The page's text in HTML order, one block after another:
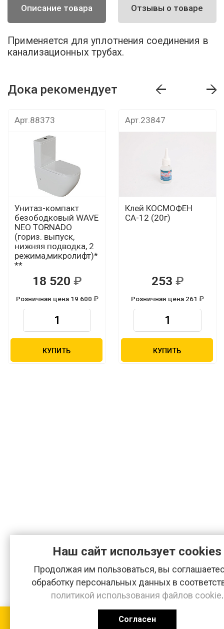
Описание товара Отзывы о товаре
Применяется для уплотнения соединения в
канализационных трубах.
Дока рекомендует
Арт.88373
Унитаз-компакт
безободковый WAVE
NEO TORNADO
(гориз. выпуск,
нижняя подводка, 2
режима,микролифт)*
**
18 520
Розничная цена 19 600
КУПИТЬ
Арт.23847
Клей КОСМОФЕН
СА-12 (20г)
253
Розничная цена 261
КУПИТЬ
Р
Р Р
Дока рекомендует Дока
Наш сайт использует cookies
Продолжая им пользоваться, вы
обработку персональных данных в
политикой использования файлов cookie.
Согласен